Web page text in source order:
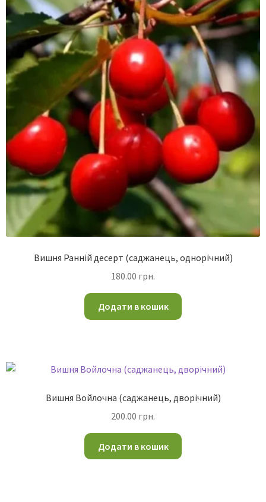
Вишня Ранній десерт (саджанець, однорічний)
180.00 грн.
Додати в кошик
Вишня Войлочна (саджанець, дворічний)
200.00 грн.
Додати в кошик